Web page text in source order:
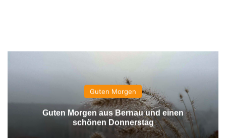
Guten Morgen
Guten Morgen aus Bernau und einen
schönen Donnerstag